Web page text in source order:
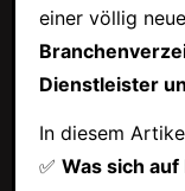
einer völlig
Dienstleister
In diesem
✅ Was sich